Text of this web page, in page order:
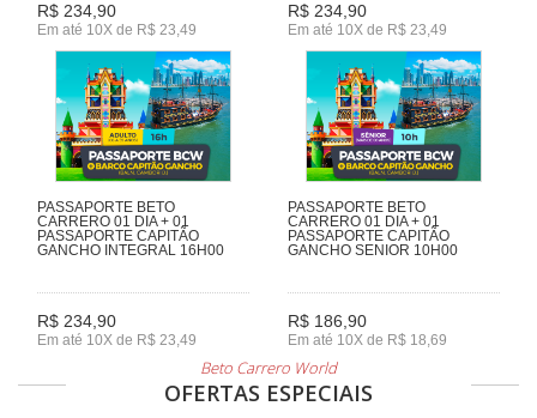
R$ 234,90
Em até 10X de R$ 23,49
R$ 234,90
Em até 10X de R$ 23,49
PASSAPORTE BETO
CARRERO 01 DIA + 01
PASSAPORTE CAPITÃO
GANCHO INTEGRAL 16H00
R$ 234,90
Em até 10X de R$ 23,49
PASSAPORTE BETO
CARRERO 01 DIA + 01
PASSAPORTE CAPITÃO
GANCHO SENIOR 10H00
R$ 186,90
Em até 10X de R$ 18,69
Beto Carrero World
OFERTAS ESPECIAIS